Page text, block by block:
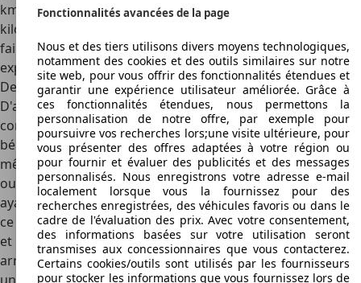
km/h, et qui permet à la voiture de culminer à 193
kilomètres/heure en vitesse de pointe. Une fois de plus, le
faible poids de la voiture (à peine plus d'une demi-tonne)
explique en partie ces performances.
Des gammes sportives adaptées à chaque physionomie
D'autre part, Caterham propose une série SV destinée aux
conducteurs ayant une grande taille et qui veulent
bénéficier de plus d'espace. Les motorisations sont les
mêmes que celles qui sont proposées pour la série S3. En
outre, la série CSR à été élaborée à partir d'un châssis
ayant les mêmes dimensions que celui de la série SV. Mais
ce dernier a été modifié pour améliorer la tenue de route
et la sécurité. Ainsi ce modèle est équipé de suspensions
arrière indépendantes. La version vendue en Angleterre a
Fonctionnalités avancées de la page
Nous et des tiers utilisons divers moyens technologiques,
notamment des cookies et des outils similaires sur notre
site web, pour vous offrir des fonctionnalités étendues et
garantir une expérience utilisateur améliorée. Grâce à
ces fonctionnalités étendues, nous permettons la
personnalisation de notre offre, par exemple pour
poursuivre vos recherches lors;une visite ultérieure, pour
vous présenter des offres adaptées à votre région ou
pour fournir et évaluer des publicités et des messages
personnalisés. Nous enregistrons votre adresse e-mail
localement lorsque vous la fournissez pour des
recherches enregistrées, des véhicules favoris ou dans le
cadre de l'évaluation des prix. Avec votre consentement,
des informations basées sur votre utilisation seront
transmises aux concessionnaires que vous contacterez.
Certains cookies/outils sont utilisés par les fournisseurs
pour stocker les informations que vous fournissez lors de